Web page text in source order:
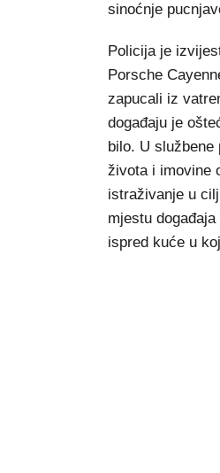
sinoćnje
Policija je
Porsche
zapucali iz
događaju je
bilo. U
života i imovine
istraživanje u
mjestu
ispred kuće u